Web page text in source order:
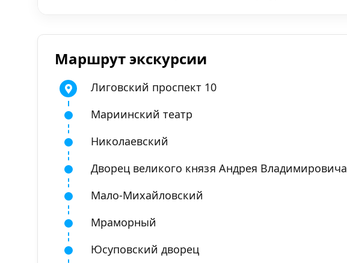
Маршрут экскурсии
Лиговский проспект 10
Мариинский театр
Николаевский
Дворец великого князя Андрея Владимировича
Мало-Михайловский
Мраморный
Юсуповский дворец